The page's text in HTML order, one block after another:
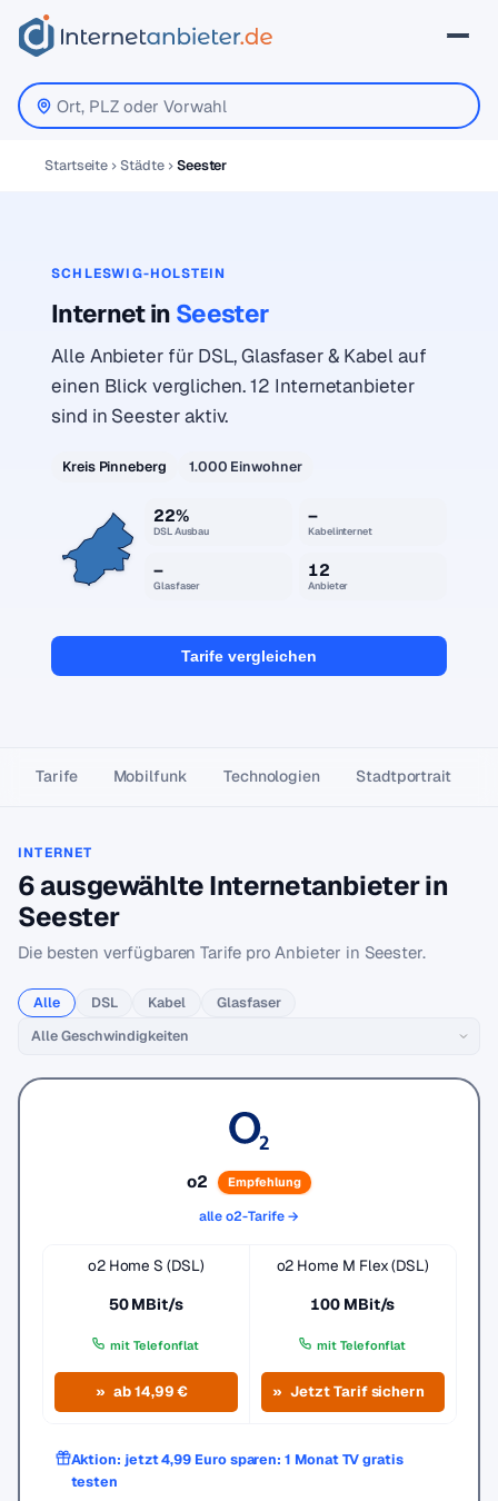
Startseite Städte Seester
SCHLESWIG-HOLSTEIN
Internet in Seester
Alle Anbieter für DSL, Glasfaser & Kabel auf
einen Blick verglichen. 12 Internetanbieter
sind in Seester aktiv.
Kreis Pinneberg 1.000 Einwohner
22%
DSL Ausbau
–
Kabelinternet
–
Glasfaser
12
Anbieter
Tarife vergleichen
Tarife Mobilfunk Technologien Stadtportrait
INTERNET
6 ausgewählte Internetanbieter in
Seester
Die besten verfügbaren Tarife pro Anbieter in Seester.
Alle DSL Kabel Glasfaser
o2 Empfehlung
alle o2-Tarife →
o2 Home S (DSL)
50 MBit/s
mit Telefonflat
ab 14,99 €
o2 Home M Flex (DSL)
100 MBit/s
mit Telefonflat
Jetzt Tarif sichern
Aktion: jetzt 4,99 Euro sparen: 1 Monat TV gratis
testen